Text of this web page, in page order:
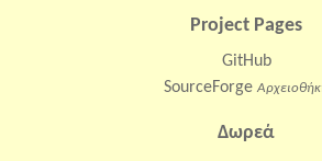
Project Pages
GitHub
SourceForge
Δωρεά